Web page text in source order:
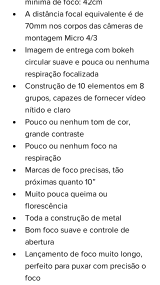
mínima de foco: 42cm
A distância focal equivalente é de
70mm nos corpos das câmeras de
montagem Micro 4/3
Imagem de entrega com bokeh
circular suave e pouca ou nenhuma
respiração focalizada
Construção de 10 elementos em 8
grupos, capazes de fornecer vídeo
nítido e claro
Pouco ou nenhum tom de cor,
grande contraste
Pouco ou nenhum foco na
respiração
Marcas de foco precisas, tão
próximas quanto 10”
Muito pouca queima ou
florescência
Toda a construção de metal
Bom foco suave e controle de
abertura
Lançamento de foco muito longo,
perfeito para puxar com precisão o
foco